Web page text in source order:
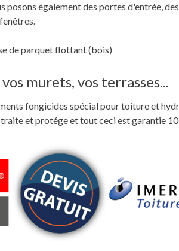
posons également des portes d'entrée,
de parquet flottant (bois)
murets, vos terrasses...
fongicides spécial pour toiture et
et protége et tout ceci est garantie 10